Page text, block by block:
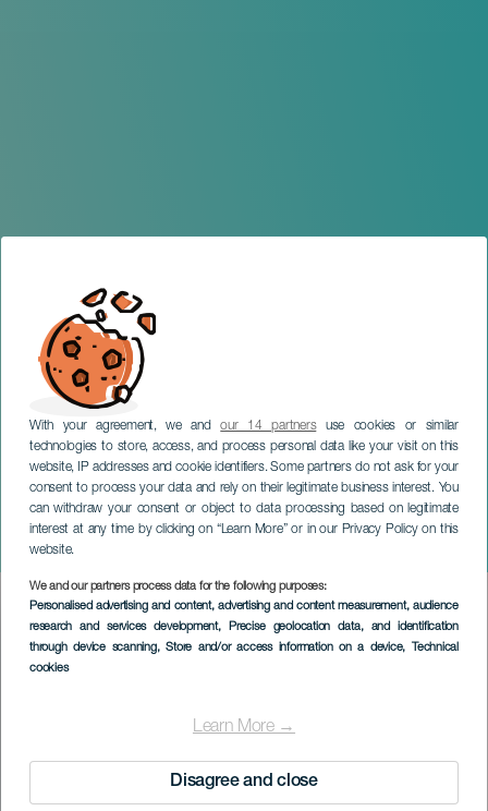
With your agreement, we andour 14 partnersuse cookies or similar
technologies to store, access, and process personal data like your visit on this
website, IP addresses and cookie identifiers. Some partners do not ask for your
consent to process your data and rely on their legitimate business interest. You
can withdraw your consent or object to data processing based on legitimate
interest at any time by clicking on “Learn More” or in our Privacy Policy on this
website.
We and our partners process data for the following purposes:
Personalised advertising and content, advertising and content measurement, audience
research and services development, Precise geolocation data, and identification
through device scanning, Store and/or access information on a device, Technical
cookies
Learn More →
Disagree and close
Treöreoperan
TENERIFE
Imagen
Listado